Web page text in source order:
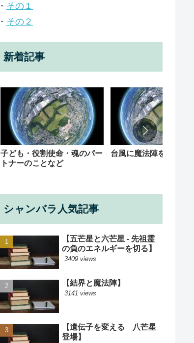
・ その１
・ その２
新着記事
子ども・役割使命・魂のパー
トナーのことなど
台風に魔法陣を
シャンバラ人気記事
【五芒星と六芒星 - 先祖霊
の負のエネルギーを切る】
3409 views
【結界と魔法陣】
3141 views
【遺伝子を変える 八芒星
登場】